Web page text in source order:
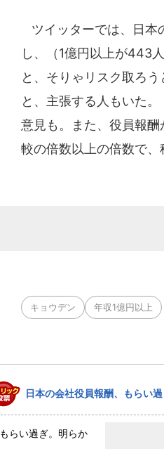
ツイッターでは、日本
し、（1億円以上が443
と、そりゃリスク取ろ
と、主張する人もいた
意見も。また、役員報
較の倍数以上の倍数で、
キョウデン 年収1億円以上
日本の会社役員報酬、もらい
もらい過ぎ。明らか